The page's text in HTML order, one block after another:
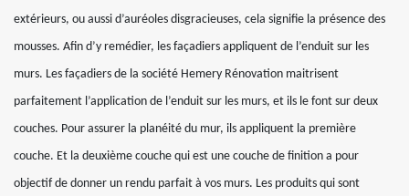
extérieurs, ou aussi d’auréoles disgracieuses, cela signifie la présence des
mousses. Afin d’y remédier, les façadiers appliquent de l’enduit sur les
murs. Les façadiers de la société Hemery Rénovation maitrisent
parfaitement l’application de l’enduit sur les murs, et ils le font sur deux
couches. Pour assurer la planéité du mur, ils appliquent la première
couche. Et la deuxième couche qui est une couche de finition a pour
objectif de donner un rendu parfait à vos murs. Les produits qui sont